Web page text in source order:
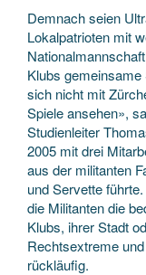
Demnach seien
Lokalpatrioten mit
Klubs
sich nicht mit
Spiele ansehen»,
Studienleiter
2005 mit drei
aus der militanten
und Servette
die Militanten die
Klubs, ihrer Stadt
Rechtsextreme
rückläufig.